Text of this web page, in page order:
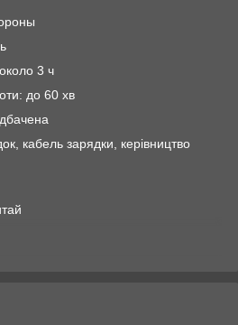
3 ч
до 60 хв
кабель зарядки, керівництво